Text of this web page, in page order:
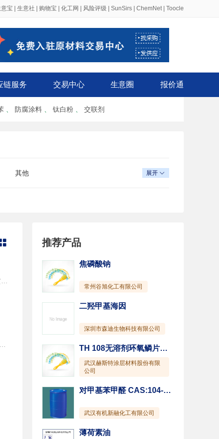
宝 生意社 购物宝 化工网 风险评级 SunSirs ChemNet| Toocle
链服务 交易中心 生意圈 报价通
防腐涂料 钛白粉 交联剂
其他 展开 
推荐产品
焦磷酸钠
常州谷旭化工有限公司
二羟甲基海因
深圳市森迪生物科技有限公司
TH 108无溶剂环氧鳞片重防腐涂料
武汉赫斯特涂层材料股份有限
公司
对甲基苯甲醛 CAS:104-87-0
武汉有机新融化工有限公司
薄荷素油